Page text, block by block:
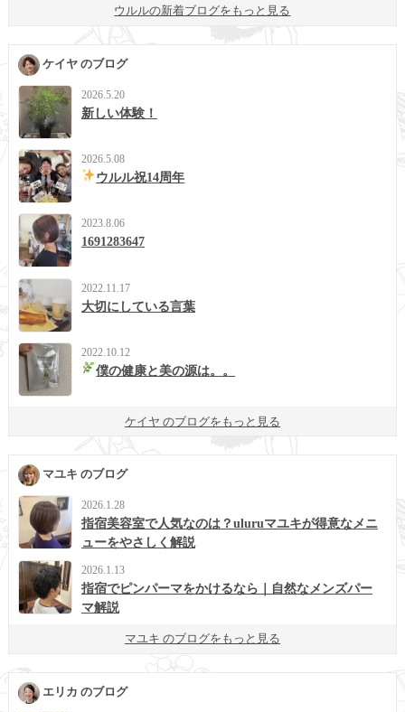
ウルルの新着ブログをもっと見る
ケイヤ のブログ
2026.5.20
新しい体験！
2026.5.08
ウルル祝14周年
2023.8.06
1691283647
2022.11.17
大切にしている言葉
2022.10.12
僕の健康と美の源は。。
ケイヤ のブログをもっと見る
マユキ のブログ
2026.1.28
指宿美容室で人気なのは？uluruマユキが得意なメニ
ューをやさしく解説
2026.1.13
指宿でピンパーマをかけるなら｜自然なメンズパー
マ解説
マユキ のブログをもっと見る
エリカ のブログ